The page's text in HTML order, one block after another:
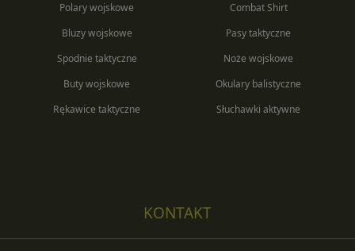
Polary wojskowe
Bluzy wojskowe
Combat Shirt
Pasy taktyczne
Spodnie taktyczne
Buty wojskowe
Rękawice taktyczne
Noże wojskowe
Okulary balistyczne
Słuchawki aktywne
KONTAKT